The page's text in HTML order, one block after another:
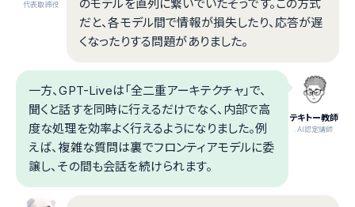
代表取締役
のモデルを直列に繋いでいたそうです。この方式
だと、各モデル間で情報が損失したり、応答が遅
くなったりする問題がありました。
テキトー教師
.AI認定講師
一方、GPT-Liveは「全二重アーキテクチャ」で、
聞くと話すを同時に行えるだけでなく、内部で高
度な処理を効率よく行えるようになりました。例
えば、複雑な質問は裏でフロンティアモデルに委
譲し、その間も会話を続けられます。